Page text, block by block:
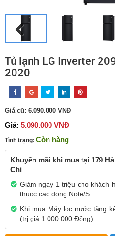
Tủ lạnh LG Inverter
2020
Giá cũ: 6.090.000 VNĐ
Giá: 5.090.000 VNĐ
Tình trạng: Còn hàng
Khuyến mãi khi mua tại 179
Chi
Giảm ngay 1 triệu cho khách
thuộc các dòng Note/S
Khi mua Máy lọc nước tặng
(trị giá 1.000.000 Đồng)